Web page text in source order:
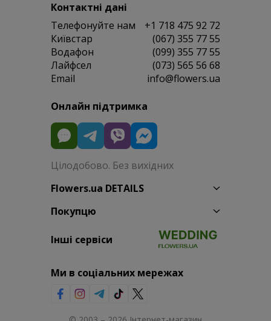
Контактні дані
Телефонуйте нам
+1 718 475 92 72
Київстар
(067) 355 77 55
Водафон
(099) 355 77 55
Лайфсел
(073) 565 56 68
Email
info@flowers.ua
Онлайн підтримка
Цілодобово. Без вихідних
Flowers.ua DETAILS
Покупцю
Інші сервіси
Ми в соціальних мережах